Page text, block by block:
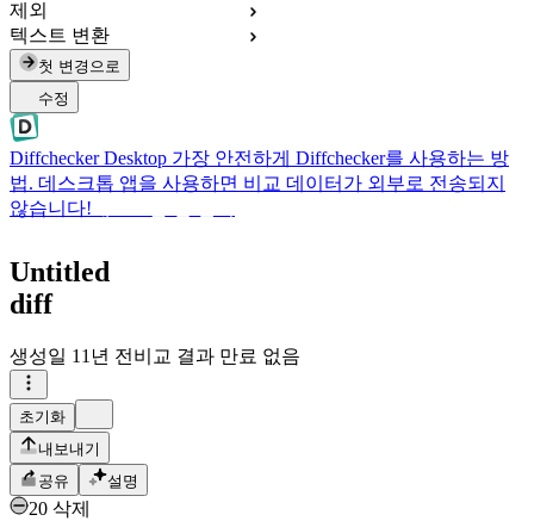
제외
텍스트 변환
첫 변경으로
수정
Diffchecker Desktop 가장 안전하게 Diffchecker를 사용하는 방
법. 데스크톱 앱을 사용하면 비교 데이터가 외부로 전송되지
않습니다!
Untitled
diff
생성일 11년 전 비교 결과 만료 없음
초기화
내보내기
공유
설명
20 삭제